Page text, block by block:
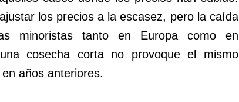
los precios a la escasez, pero la caída
minoristas tanto en Europa como en
cosecha corta no provoque el mismo
años anteriores.